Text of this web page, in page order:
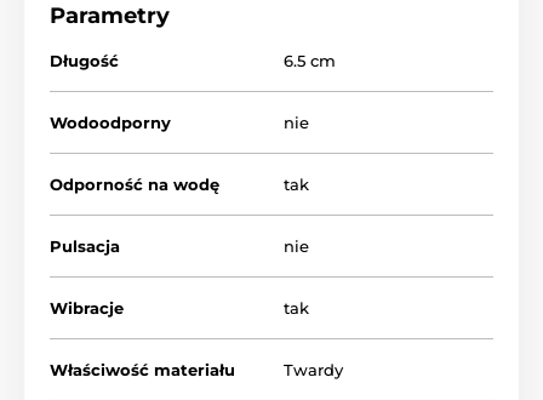
Zalecamy lubrykanty na bazie wody.
Bateria guzikowa LR44
Produkt znajduje się w kategoriach
Wibrujące kule Jajka stymulujące
Parametry
Długość 6.5 cm
Wodoodporny nie
Odporność na wodę tak
Pulsacja nie
Wibracje tak
Właściwość materiału Twardy